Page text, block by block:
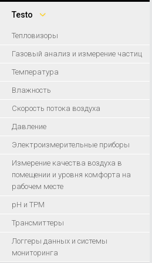
Testo
Тепловизоры
Газовый анализ и измерение частиц
Температура
Влажность
Скорость потока воздуха
Давление
Электроизмерительные приборы
Измерение качества воздуха в
помещении и уровня комфорта на
рабочем месте
pH и ТРМ
Трансмиттеры
Логгеры данных и системы
мониторинга